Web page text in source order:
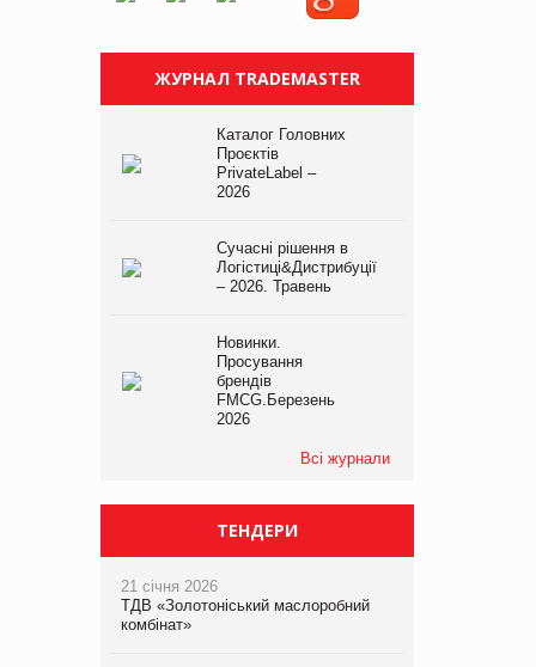
ЖУРНАЛ TRADEMASTER
Каталог Головних
Проєктів
PrivateLabel –
2026
Сучасні рішення в
Логістиці&Дистрибуції
– 2026. Травень
Новинки.
Просування
брендів
FMCG.Березень
2026
Всі журнали
ТЕНДЕРИ
21 січня 2026
ТДВ «Золотоніський маслоробний
комбінат»